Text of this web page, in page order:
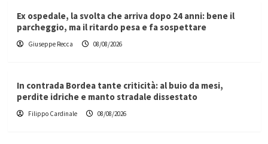
Ex ospedale, la svolta che arriva dopo 24 anni: bene il
parcheggio, ma il ritardo pesa e fa sospettare
Giuseppe Recca 08/08/2026
In contrada Bordea tante criticità: al buio da mesi,
perdite idriche e manto stradale dissestato
Filippo Cardinale 08/08/2026